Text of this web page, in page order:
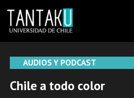
content
AUDIOS Y PODCAST
Chile a todo color